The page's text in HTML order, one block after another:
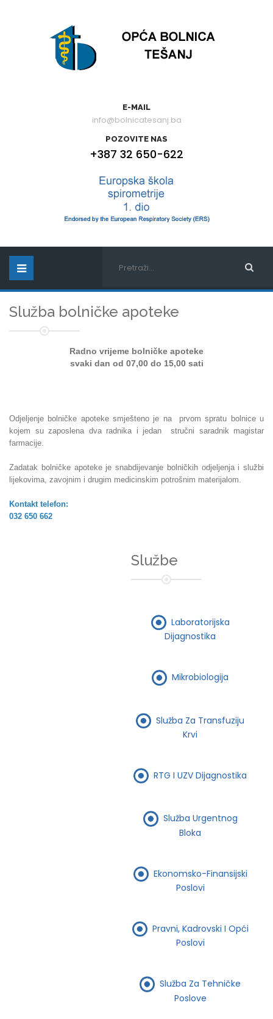
E-MAIL
info@bolnicatesanj.ba
POZOVITE NAS
+387 32 650-622
Služba bolničke apoteke
Radno vrijeme bolničke apoteke
svaki dan od 07,00 do 15,00 sati
Odjeljenje bolničke apoteke smješteno je na prvom spratu bolnice u
kojem su zaposlena dva radnikai jedan stručni saradnik magistar
farmacije.
Zadatak bolničke apoteke je snabdijevanje bolničkih odjeljenja i službi
lijekovima, zavojnim i drugim medicinskim potrošnim materijalom.
Kontakt telefon:
032 650 662
Službe
Laboratorijska
Dijagnostika
Mikrobiologija
Služba Za Transfuziju
Krvi
RTG I UZV Dijagnostika
Služba Urgentnog
Bloka
Ekonomsko-Finansijski
Poslovi
Pravni, Kadrovski I Opći
Poslovi
Služba Za Tehničke
Poslove